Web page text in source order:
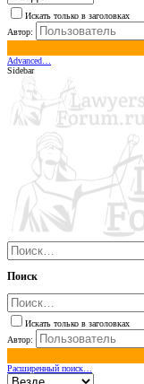
Искать только в заголовках
Автор:
Advanced…
Sidebar
Поиск
Искать только в заголовках
Автор:
Расширенный поиск…